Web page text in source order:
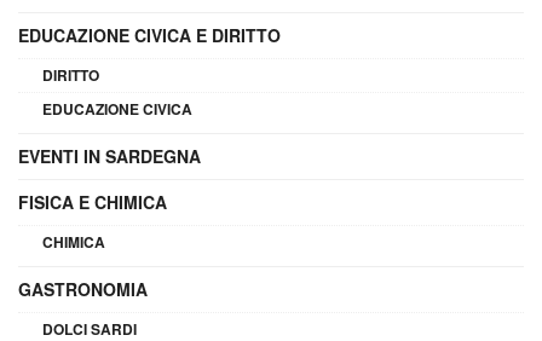
EDUCAZIONE CIVICA E DIRITTO
DIRITTO
EDUCAZIONE CIVICA
EVENTI IN SARDEGNA
FISICA E CHIMICA
CHIMICA
GASTRONOMIA
DOLCI SARDI